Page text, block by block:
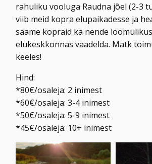
rahuliku vooluga Raudna jõel (2-3
viib meid kopra elupaikadesse ja
saame kopraid ka nende loomulikus
elukeskkonnas vaadelda. Matk
keeles!
Hind:
*80€/osaleja: 2 inimest
*60€/osaleja: 3-4 inimest
*50€/osaleja: 5-9 inimest
*45€/osaleja: 10+ inimest